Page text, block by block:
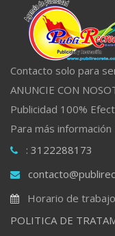
Contacto solo para
ANUNCIE CON
Publicidad 100%
Para más información
: 3122288173
Horario de
POLITICA DE